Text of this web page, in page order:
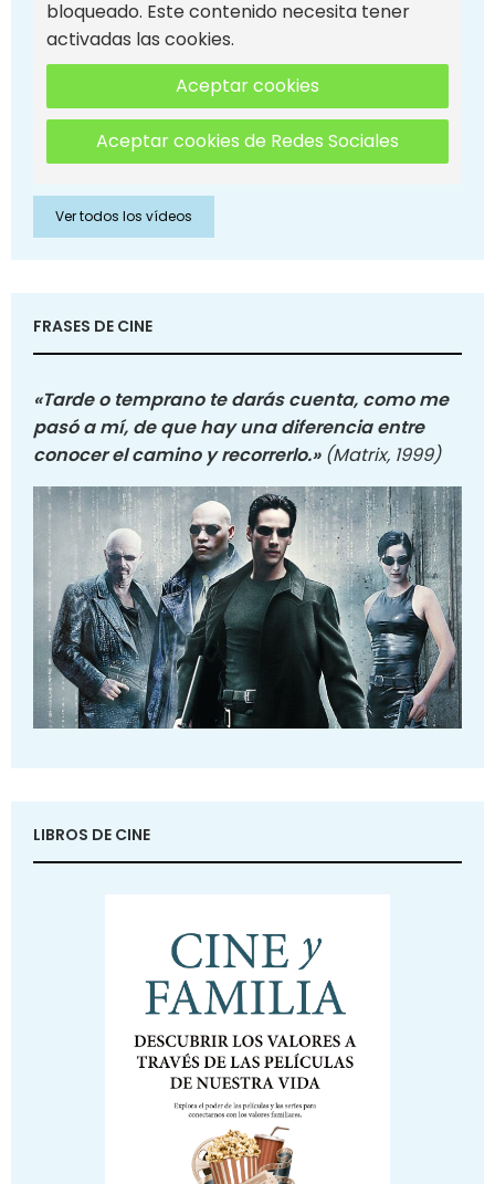
bloqueado. Este contenido necesita tener
activadas las cookies.
Aceptar cookies
Aceptar cookies de Redes Sociales
Ver todos los vídeos
FRASES DE CINE
«Tarde o temprano te darás cuenta, como me
pasó a mí, de que hay una diferencia entre
conocer el camino y recorrerlo.» (Matrix, 1999)
LIBROS DE CINE